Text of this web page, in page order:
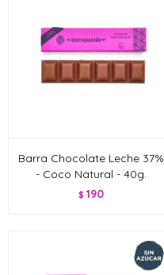
Barra Chocolate Leche 37%
- Coco Natural - 40g.
$ 190